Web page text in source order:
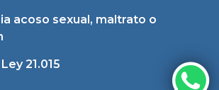
acoso sexual, maltrato o
21.015